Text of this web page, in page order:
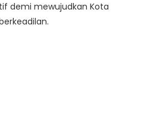
demi mewujudkan Kota